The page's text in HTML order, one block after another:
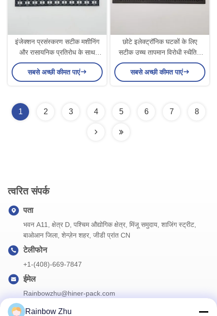
इंजेक्शन प्रसंस्करण सटीक मशीनिंग
और रासायनिक प्रतिरोध के साथ
कस्टम जेडेक ट्रे
सबसे अच्छी कीमत पाएं
छोटे इलेक्ट्रॉनिक घटकों के लिए
सटीक उच्च तापमान विरोधी स्थैतिक
कस्टम जेडेक ट्रे
सबसे अच्छी कीमत पाएं
1 2 3 4 5 6 7 8
त्वरित संपर्क
पता
भवन A11, क्षेत्र D, पश्चिम औद्योगिक क्षेत्र, मिंजू समुदाय, शाजिंग स्ट्रीट,
बाओआन जिला, शेन्ज़ेन शहर, जीडी प्रांत CN
टेलीफोन
+1-(408)-669-7847
ईमेल
Rainbowzhu@hiner-pack.com
Rainbow Zhu